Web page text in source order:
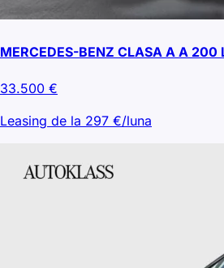
MERCEDES-BENZ CLASA A A 200
33.500 €
Leasing de la 297 €/luna